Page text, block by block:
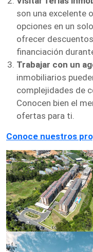
son una excelente
opciones en un
ofrecer
financiación
Trabajar con un
inmobiliarios
complejidades de
Conocen bien el
ofertas para ti.
Conoce nuestros